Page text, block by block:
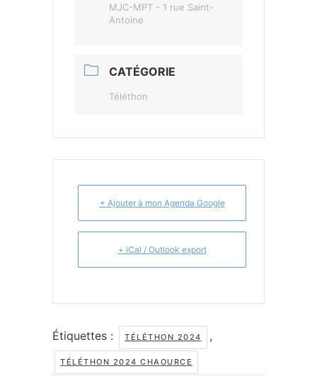
MJC-MPT - 1 rue Saint-
Antoine
CATÉGORIE
Téléthon
+ Ajouter à mon Agenda Google
+ iCal / Outlook export
Étiquettes : TÉLÉTHON 2024 ,
TÉLÉTHON 2024 CHAOURCE